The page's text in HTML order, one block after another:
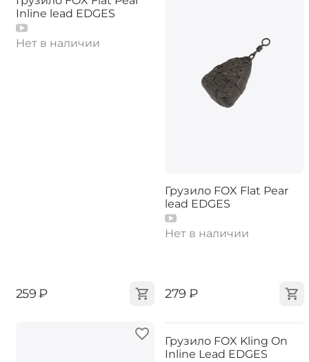
Inline lead EDGES
Нет в наличии
‍259‍ ₽
Грузило FOX Flat Pear
lead EDGES
Нет в наличии
‍279‍ ₽
Грузило FOX Kling On
Inline Lead EDGES